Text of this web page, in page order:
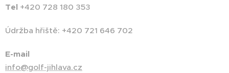
Tel +420 728 180 353
Údržba hřiště: +420 721 646 702
E-mail
info@golf-jihlava.cz